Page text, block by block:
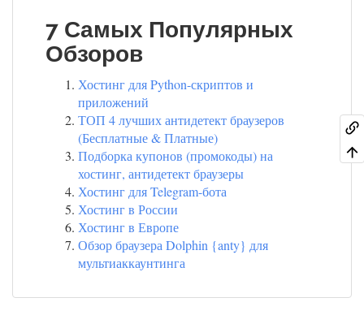
7 Самых Популярных
Обзоров
Хостинг для Python-скриптов и
приложений
ТОП 4 лучших антидетект браузеров
(Бесплатные & Платные)
Подборка купонов (промокоды) на
хостинг, антидетект браузеры
Хостинг для Telegram-бота
Хостинг в России
Хостинг в Европе
Обзор браузера Dolphin {anty} для
мультиаккаунтинга